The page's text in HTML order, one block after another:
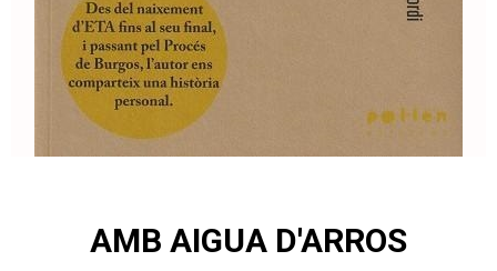
AMB AIGUA D'ARROS